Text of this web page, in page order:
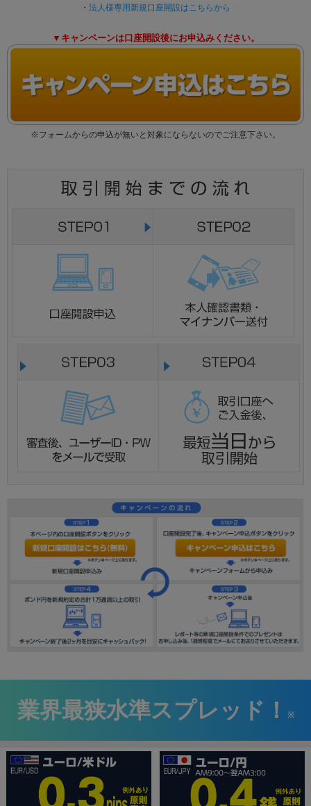
・ 法人様専用新規口座開設はこちらから
▼キャンペーンは口座開設後にお申込みください。
※フォームからの申込が無いと対象にならないのでご注意下さい。
業界最狭水準スプレッド！ ※